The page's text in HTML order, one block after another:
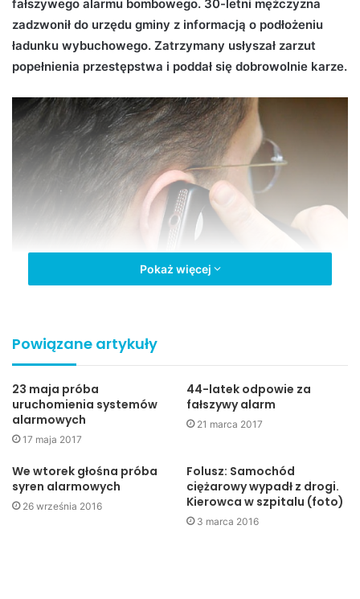
i
l
fałszywego alarmu bombowego. 30-letni mężczyzna
zadzwonił do urzędu gminy z informacją o podłożeniu
ładunku wybuchowego. Zatrzymany usłyszał zarzut
popełnienia przestępstwa i poddał się dobrowolnie karze.
Sprawca fałszywego alarmu bombowego zatrzymany
anonimowym telefonie informującym o podłożeniu ładunku
wybuchowego w miejscowym urzędzie gminy powiadomił
wójt. Do zdarzenia doszło poza godzinami pracy
osoby. Po ich wyjściu funkcjonariusze zabezpieczyli urząd.
Na miejsce zostali skierowani policjanci z Nieetatowego
Pokaż więcej
Powiązane artykuły
23 maja próba
uruchomienia systemów
alarmowych
17 maja 2017
44-latek odpowie za
fałszywy alarm
21 marca 2017
We wtorek głośna próba
syren alarmowych
26 września 2016
Folusz: Samochód
ciężarowy wypadł z drogi.
Kierowca w szpitalu (foto)
3 marca 2016